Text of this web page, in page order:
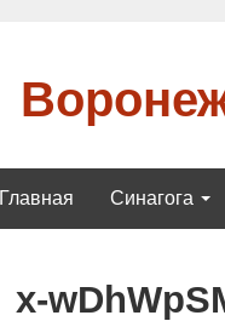
Главная Синагога
x-